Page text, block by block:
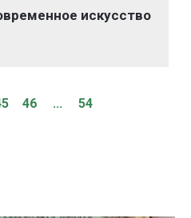
искусство
46 ... 54